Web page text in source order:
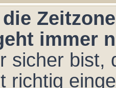
immer
sicher bist,
richtig